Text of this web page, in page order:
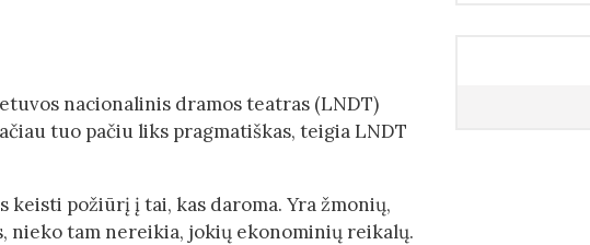
nacionalinis dramos teatras (LNDT)
tuo pačiu liks pragmatiškas, teigia LNDT
keisti požiūrį į tai, kas daroma. Yra žmonių,
nieko tam nereikia, jokių ekonominių reikalų.